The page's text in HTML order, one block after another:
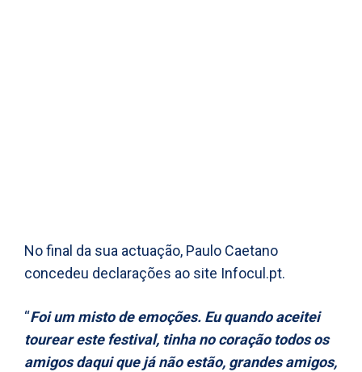
No final da sua actuação, Paulo Caetano
concedeu declarações ao site Infocul.pt.
“Foi um misto de emoções. Eu quando aceitei
tourear este festival, tinha no coração todos os
amigos daqui que já não estão, grandes amigos,